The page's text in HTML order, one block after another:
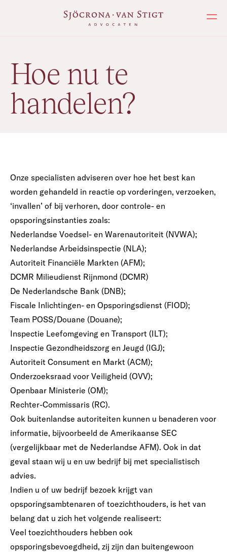
Hoe nu te
handelen?
Onze specialisten adviseren over hoe het best kan
worden gehandeld in reactie op vorderingen, verzoeken,
‘invallen’ of bij verhoren, door controle- en
opsporingsinstanties zoals:
Nederlandse Voedsel- en Warenautoriteit (NVWA);
Nederlandse Arbeidsinspectie (NLA);
Autoriteit Financiële Markten (AFM);
DCMR Milieudienst Rijnmond (DCMR)
De Nederlandsche Bank (DNB);
Fiscale Inlichtingen- en Opsporingsdienst (FIOD);
Team POSS/Douane (Douane);
Inspectie Leefomgeving en Transport (ILT);
Inspectie Gezondheidszorg en Jeugd (IGJ);
Autoriteit Consument en Markt (ACM);
Onderzoeksraad voor Veiligheid (OVV);
Openbaar Ministerie (OM);
Rechter-Commissaris (RC).
Ook buitenlandse autoriteiten kunnen u benaderen voor
informatie, bijvoorbeeld de Amerikaanse SEC
(vergelijkbaar met de Nederlandse AFM). Ook in dat
geval staan wij u en uw bedrijf bij met specialistisch
advies.
Indien u of uw bedrijf bezoek krijgt van
opsporingsambtenaren of toezichthouders, is het van
belang dat u zich het volgende realiseert:
Veel toezichthouders hebben ook
opsporingsbevoegdheid, zij zijn dan buitengewoon